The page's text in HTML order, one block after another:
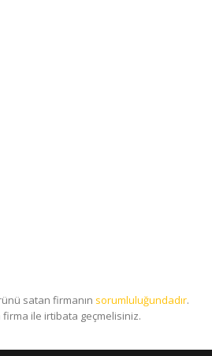
satan firmanın sorumluluğundadır.
firma ile irtibata geçmelisiniz.